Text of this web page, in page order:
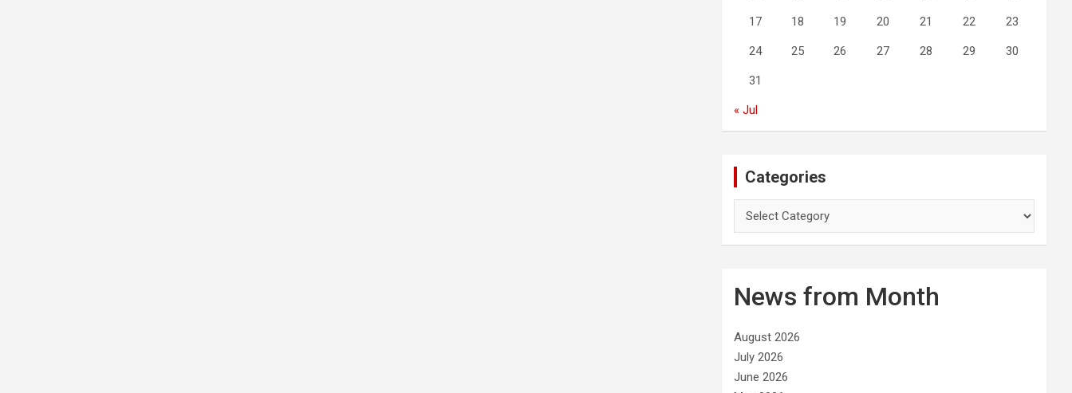
17 18 19 20 21 22 23
24 25 26 27 28 29 30
31
« Jul
Categories
o
r
e
s
News from Month
August 2026
July 2026
June 2026